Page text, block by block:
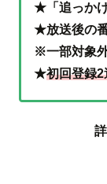
★「追っか
★放送後の
※一部対象
★初回登録